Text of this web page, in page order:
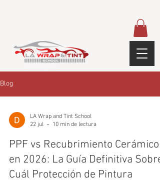
Blog
LA Wrap and Tint School
22 jul
10 min de lectura
PPF vs Recubrimiento Cerámico
en 2026: La Guía Definitiva Sobre
Cuál Protección de Pintura